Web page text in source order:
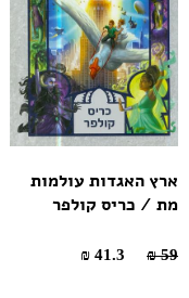
ארץ האגדות עולמות
מת / כריס קולפר
59 ₪